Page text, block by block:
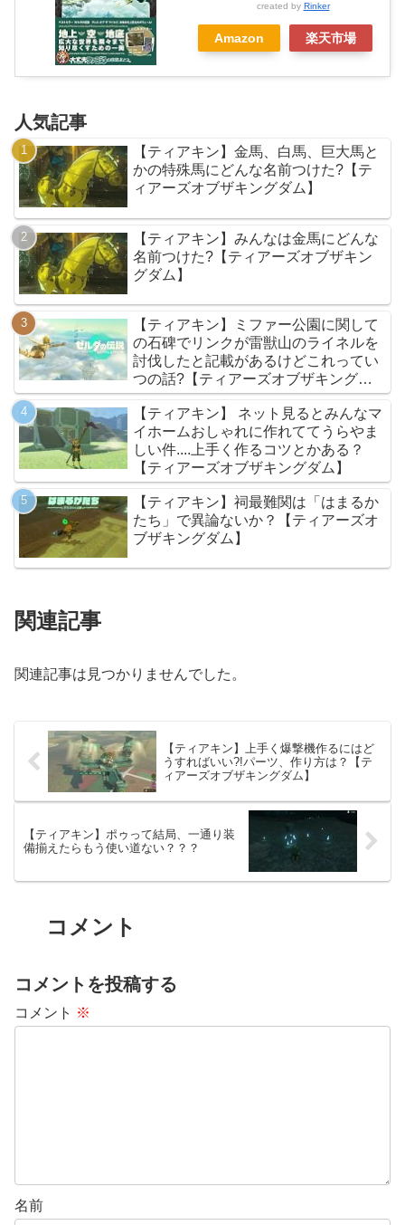
created by Rinker
Amazon 楽天市場
人気記事
【ティアキン】金馬、白馬、巨大馬と
かの特殊馬にどんな名前つけた?【テ
ィアーズオブザキングダム】
【ティアキン】みんなは金馬にどんな
名前つけた?【ティアーズオブザキン
グダム】
【ティアキン】ミファー公園に関して
の石碑でリンクが雷獣山のライネルを
討伐したと記載があるけどこれってい
つの話?【ティアーズオブザキングダ
ム】
【ティアキン】 ネット見るとみんなマ
イホームおしゃれに作れててうらやま
しい件....上手く作るコツとかある？
【ティアーズオブザキングダム】
【ティアキン】祠最難関は「はまるか
たち」で異論ないか？【ティアーズオ
ブザキングダム】
関連記事
関連記事は見つかりませんでした。
【ティアキン】上手く爆撃機作るにはど
うすればいい?!パーツ、作り方は？【テ
ィアーズオブザキングダム】
【ティアキン】ポゥって結局、一通り装
備揃えたらもう使い道ない？？？
コメント
コメントを投稿する
コメント ※
名前